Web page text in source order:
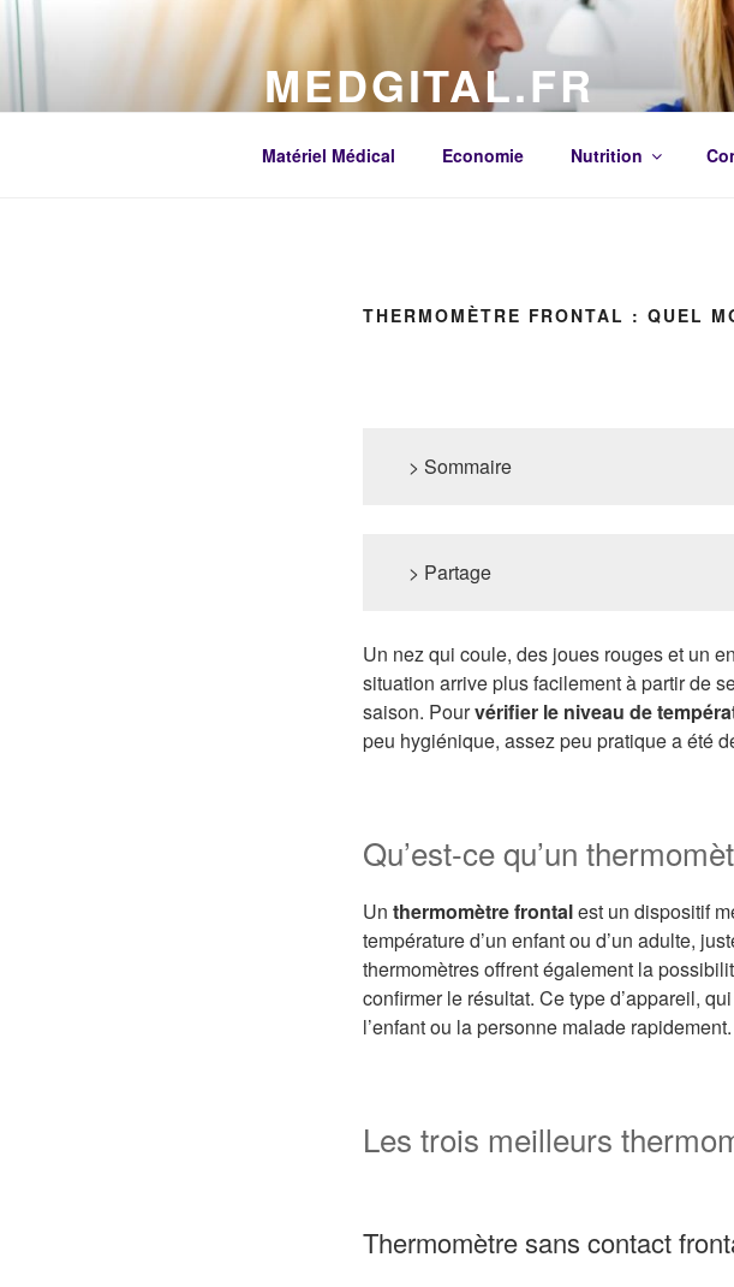
Aller
au
contenu
principal
MEDGITAL.FR
Matériel Médical Economie Nutrition
THERMOMÈTRE FRONTAL : QUEL
> Sommaire
> Partage
Un nez qui coule, des joues rouges et un
situation arrive plus facilement à partir de
saison. Pourvérifier le niveau de
peu hygiénique, assez peu pratique a été
Qu’est-ce qu’un
Un thermomètre frontalest un dispositif
température d’un enfant ou d’un adulte,
thermomètres offrent également la
confirmer le résultat. Ce type d’appareil, qui
l’enfant ou la personne malade rapidement.
Les trois meilleurs
Thermomètre sans contact1.19k